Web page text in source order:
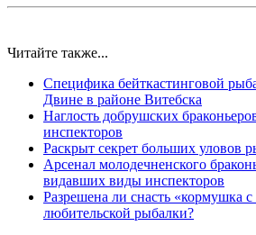
Читайте также...
Специфика бейткастинговой
Двине в районе Витебска
Наглость добрушских
инспекторов
Раскрыт секрет больших уловов
Арсенал молодечненского
видавших виды инспекторов
Разрешена ли снасть «кормушка с
любительской рыбалки?